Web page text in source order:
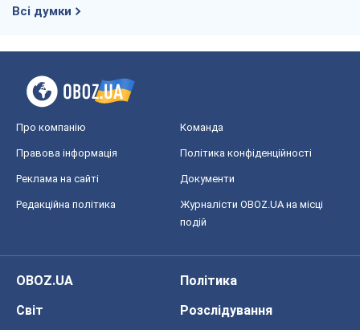
Всі думки
Про компанію Команда
Правова інформація Політика конфіденційності
Реклама на сайті Документи
Редакційна політика
Журналісти OBOZ.UA на місці
подій
OBOZ.UA
Політика
Світ
Розслідування